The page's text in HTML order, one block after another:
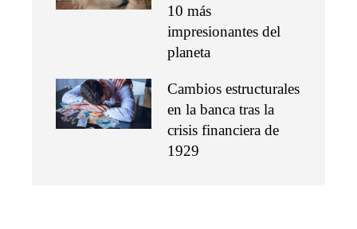
10 más
impresionantes del
planeta
Cambios estructurales
en la banca tras la
crisis financiera de
1929